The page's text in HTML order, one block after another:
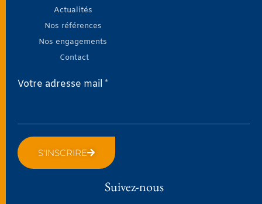
Actualités
Nos références
Nos engagements
Contact
Votre adresse mail *
S'INSCRIRE
Suivez-nous